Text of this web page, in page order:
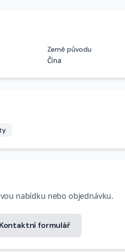
Země původu
Čína
nabídku nebo objednávku.
Kontaktní formulář